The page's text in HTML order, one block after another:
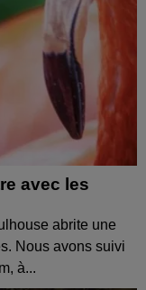
avec les
abrite une
Nous avons suivi
à...